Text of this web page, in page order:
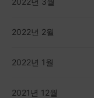
2022년 2월
2022년 1월
2021년 12월